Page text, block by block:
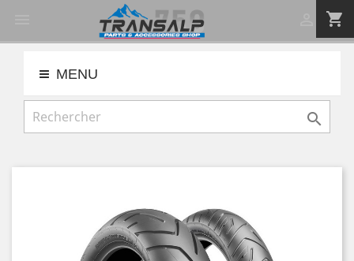
shopping_cart
MENU
